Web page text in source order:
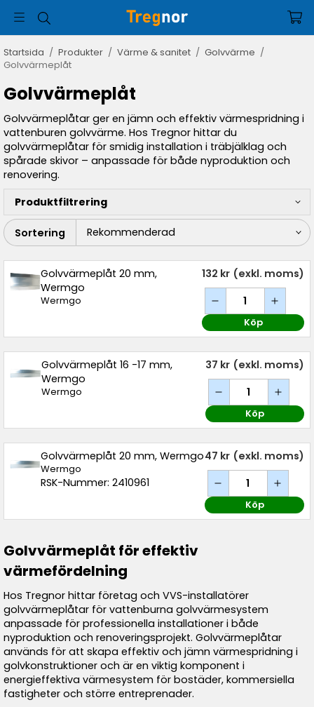
Startsida / Produkter / Värme & sanitet / Golvvärme /
Golvvärmeplåt
Golvvärmeplåt
Golvvärmeplåtar ger en jämn och effektiv värmespridning i
vattenburen golvvärme. Hos Tregnor hittar du
golvvärmeplåtar för smidig installation i träbjälklag och
spårade skivor – anpassade för både nyproduktion och
renovering.
Produktfiltrering
Sortering
Golvvärmeplåt 20 mm,
Wermgo
Wermgo
132 kr (exkl. moms)
Köp
Golvvärmeplåt 16 -17 mm,
Wermgo
Wermgo
37 kr (exkl. moms)
Köp
Golvvärmeplåt 20 mm, Wermgo
Wermgo
RSK-Nummer: 2410961
47 kr (exkl. moms)
Köp
Golvvärmeplåt för effektiv
värmefördelning
Hos Tregnor hittar företag och VVS-installatörer
golvvärmeplåtar för vattenburna golvvärmesystem
anpassade för professionella installationer i både
nyproduktion och renoveringsprojekt. Golvvärmeplåtar
används för att skapa effektiv och jämn värmespridning i
golvkonstruktioner och är en viktig komponent i
energieffektiva värmesystem för bostäder, kommersiella
fastigheter och större entreprenader.